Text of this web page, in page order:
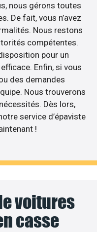
nous gérons toutes
De fait, vous n’avez
Nous restons
compétentes.
pour un
Enfin, si vous
des demandes
Nous trouverons
Dès lors,
service d’épaviste
!
voitures
casse